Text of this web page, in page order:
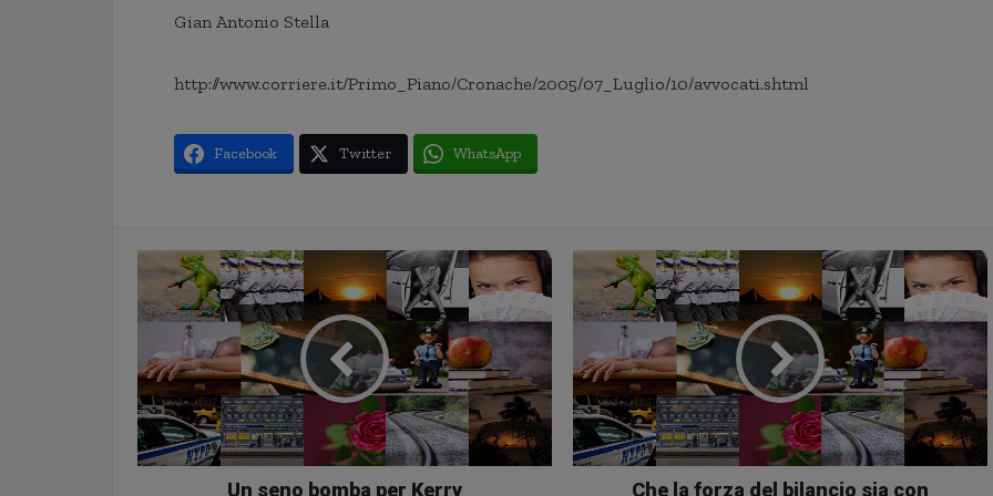
Gian Antonio Stella
http://www.corriere.it/Primo_Piano/Cronache/2005/07_Luglio/10/avvocati.shtml
Facebook Twitter WhatsApp
Un seno bomba per Kerry Che la forza del bilancio sia con